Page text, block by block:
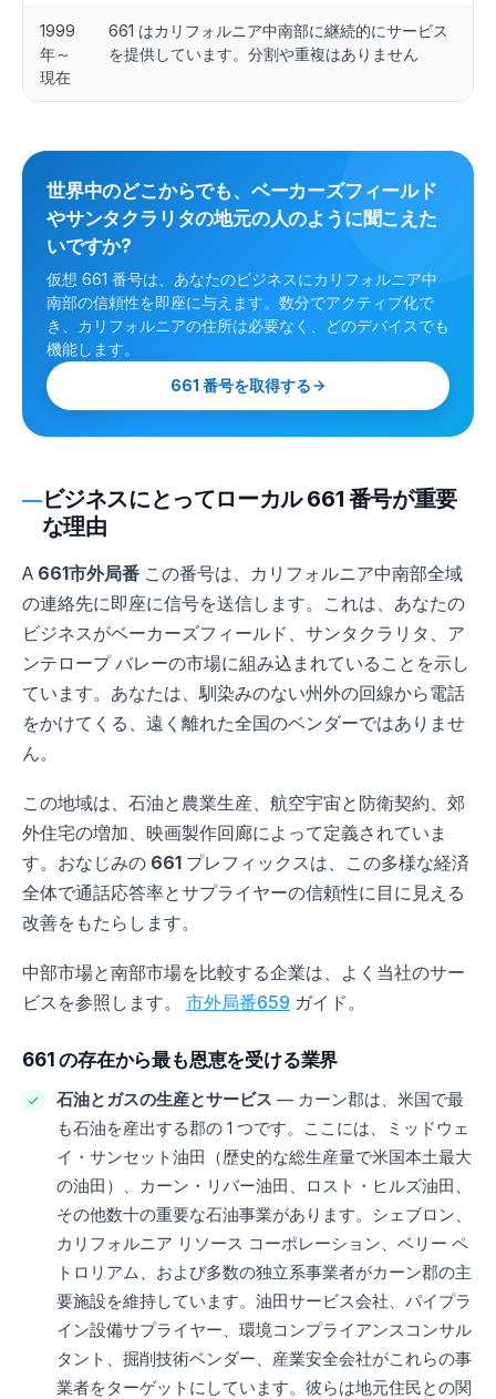
1999
年～
現在
661 はカリフォルニア中南部に継続的にサービス
を提供しています。分割や重複はありません
世界中のどこからでも、ベーカーズフィールド
やサンタクラリタの地元の人のように聞こえた
いですか?
仮想 661 番号は、あなたのビジネスにカリフォルニア中
南部の信頼性を即座に与えます。数分でアクティブ化で
き、カリフォルニアの住所は必要なく、どのデバイスでも
機能します。
661 番号を取得する
ビジネスにとってローカル 661 番号が重要
な理由
A 661市外局番 この番号は、カリフォルニア中南部全域
の連絡先に即座に信号を送信します。これは、あなたの
ビジネスがベーカーズフィールド、サンタクラリタ、ア
ンテロープ バレーの市場に組み込まれていることを示し
ています。あなたは、馴染みのない州外の回線から電話
をかけてくる、遠く離れた全国のベンダーではありませ
ん。
この地域は、石油と農業生産、航空宇宙と防衛契約、郊
外住宅の増加、映画製作回廊によって定義されていま
す。おなじみの 661 プレフィックスは、この多様な経済
全体で通話応答率とサプライヤーの信頼性に目に見える
改善をもたらします。
中部市場と南部市場を比較する企業は、よく当社のサー
ビスを参照します。
市外局番659 ガイド。
661 の存在から最も恩恵を受ける業界
石油とガスの生産とサービス — カーン郡は、米国で最
も石油を産出する郡の 1 つです。ここには、ミッドウェ
イ・サンセット油田（歴史的な総生産量で米国本土最大
の油田）、カーン・リバー油田、ロスト・ヒルズ油田、
その他数十の重要な石油事業があります。シェブロン、
カリフォルニア リソース コーポレーション、ベリー ペ
トロリアム、および多数の独立系事業者がカーン郡の主
要施設を維持しています。油田サービス会社、パイプラ
イン設備サプライヤー、環境コンプライアンスコンサル
タント、掘削技術ベンダー、産業安全会社がこれらの事
業者をターゲットにしています。彼らは地元住民との関